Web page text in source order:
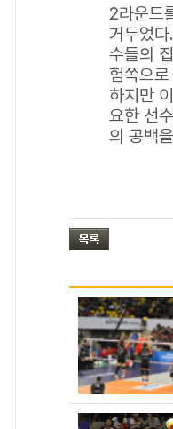
2라운드
거두었
수들의
험쪽으
하지만
요한 선
의 공백